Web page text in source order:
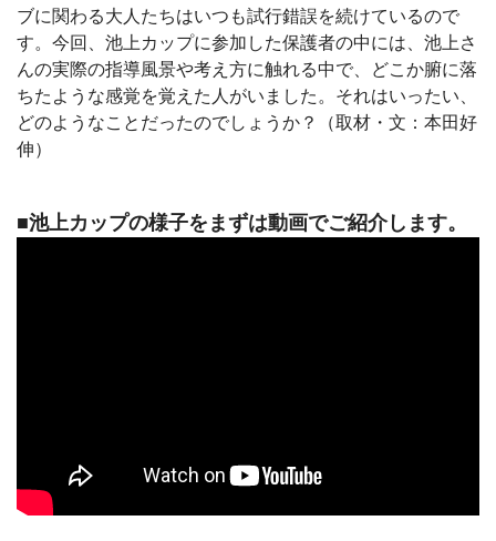
ブに関わる大人たちはいつも試行錯誤を続けているので
す。今回、池上カップに参加した保護者の中には、池上さ
んの実際の指導風景や考え方に触れる中で、どこか腑に落
ちたような感覚を覚えた人がいました。それはいったい、
どのようなことだったのでしょうか？（取材・文：本田好
伸）
■池上カップの様子をまずは動画でご紹介します。